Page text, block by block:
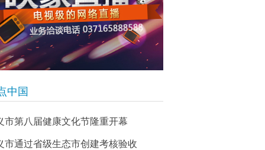
中国
市第八届健康文化节隆重开幕
市通过省级生态市创建考核验收